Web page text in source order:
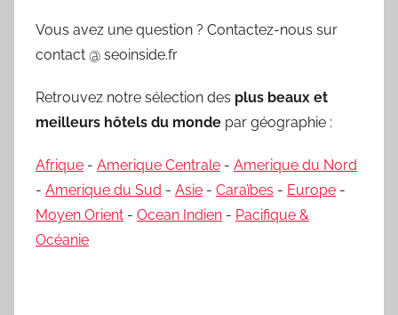
Vous avez une question ? Contactez-nous sur
contact @ seoinside.fr
Retrouvez notre sélection des plus beaux et
meilleurs hôtels du monde par géographie :
Afrique - Amerique Centrale - Amerique du Nord
- Amerique du Sud - Asie - Caraïbes - Europe -
Moyen Orient - Ocean Indien - Pacifique &
Océanie